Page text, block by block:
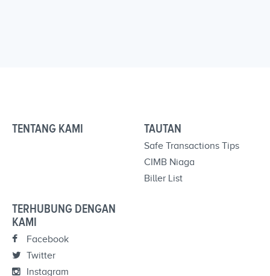
TENTANG KAMI TAUTAN
Safe Transactions Tips
CIMB Niaga
Biller List
TERHUBUNG DENGAN
KAMI
Facebook
Twitter
Instagram